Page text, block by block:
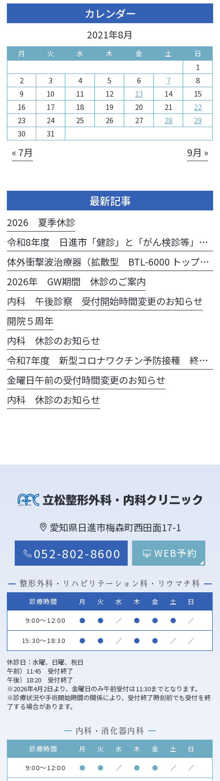
カレンダー
2021年8月
月 火 水 木 金 土 日
1
2
3 4 5 6 7
8
9
10 11 12 13 14
15
16
17 18 19 20 21
22
23
24 25 26 27 28
29
30
31
« 7月 9月 »
最新記事
2026 夏季休診
令和8年度 日進市「健診」と「がん検診等」のご案内
体外衝撃波治療器（拡散型 BTL-6000 トップライン®）導入のお知らせ
2026年 GW期間 休診のご案内
内科 午後診察 受付開始時間変更のお知らせ
開院５周年
内科 休診のお知らせ
令和7年度 新型コロナワクチン予防接種 終了のお知らせ
金曜日午前の受付時間変更のお知らせ
内科 休診のお知らせ
愛知県日進市梅森町西田面17-1
052-802-8600 WEB予約
整形外科・リハビリテーション科・リウマチ科
診療時間 月 火 水 木 金 土
日
9:00～12:00
● ● ／ ● ● ● ／
15:30～18:30 ● ● ／ ● ● ／ ／
休診日：水曜、日曜、祝日
午前）11:45 受付終了
午後）18:20 受付終了
※2026年4月2日より、金曜日のみ午前受付は11:30までとなります。
※診療状況や手術開始時間の関係により、受付終了時刻前でも受付を終
了する場合があります。
内科・消化器内科
診療時間 月 火 水 木 金 土
日
9:00～12:00
● ● ／ ● ● ／ ／